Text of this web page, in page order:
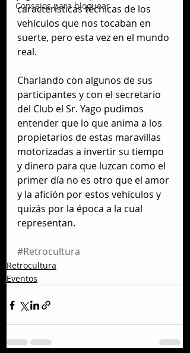
Consejos para bloguear
características técnicas de los
vehículos que nos tocaban en
suerte, pero esta vez en el mundo
real.
Charlando con algunos de sus
participantes y con el secretario
del Club el Sr. Yago pudimos
entender que lo que anima a los
propietarios de estas maravillas
motorizadas a invertir su tiempo
y dinero para que luzcan como el
primer día no es otro que el amor
y la afición por estos vehículos y
quizás por la época a la cual
representan.
#Retrocultura
Retrocultura
Eventos